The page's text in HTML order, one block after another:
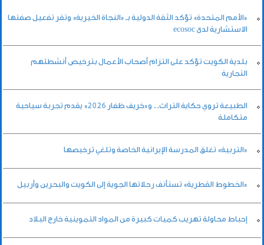
«الأمم المتحدة» تؤكد الثقة الدولية بـ «النجاة الخيرية» وتقر تفعيل صفتها
الاستشارية لدى ecosoc
بلدية الكويت تؤكد على التزام أصحاب الأعمال بترخيص أنشطتهم
التجارية
الطبيعة تروي حكاية التراث.. و«خريف ظفار 2026» يقدم تجربة سياحية
متكاملة
«التربية» تغلق المدرسة الإيرانية الخاصة وتلغي ترخيصها
«الخطوط القطرية» تستأنف رحلاتها الجوية إلى الكويت والبحرين وأربيل
إحباط محاولة تهريب كميات كبيرة من المواد التموينية خارج البلاد